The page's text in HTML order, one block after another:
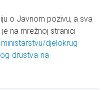
o Javnom pozivu, a sva
na mrežnoj stranici
djelokrug-
drustva-na-